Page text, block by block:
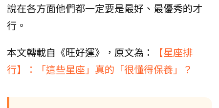
說在各方面他們都一定要是最好、最優秀的才
行。
本文轉載自《旺好運》，原文為：
【星座排
行】：「這些星座」真的「很懂得保養」？